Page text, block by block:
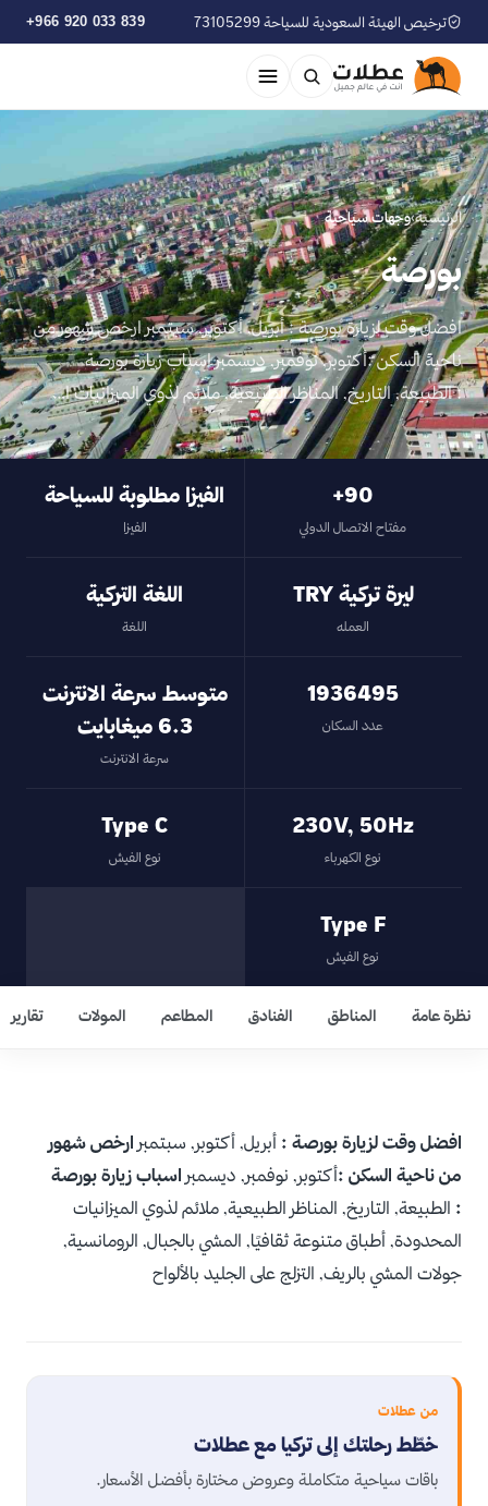
ترخيص الهيئة السعودية للسياحة 73105299 +966 920 033 839
الرئيسية›وجهات سياحية
بورصة
افضل وقت لزيارة بورصة : أبريل, أكتوبر, سبتمبر ارخص شهور من
ناحية السكن :أكتوبر, نوفمبر, ديسمبر اسباب زيارة بورصة
: الطبيعة, التاريخ, المناظر الطبيعية, ملائم لذوي الميزانيات ا…
90+
مفتاح الاتصال الدولي
الفيزا مطلوبة للسياحة
الفيزا
ليرة تركية TRY
العمله
اللغة التركية
اللغة
1936495
عدد السكان
متوسط سرعة الانترنت
6.3 ميغابايت
سرعة الانترنت
230V, 50Hz
نوع الكهرباء
Type C
نوع الفيش
Type F
نوع الفيش
نظرة عامة المناطق الفنادق المطاعم المولات تقارير
افضل وقت لزيارة بورصة : أبريل, أكتوبر, سبتمبر ارخص شهور
من ناحية السكن :أكتوبر, نوفمبر, ديسمبر اسباب زيارة بورصة
: الطبيعة, التاريخ, المناظر الطبيعية, ملائم لذوي الميزانيات
المحدودة, أطباق متنوعة ثقافيًا, المشي بالجبال, الرومانسية,
جولات المشي بالريف, التزلج على الجليد بالألواح
من عطلات
خطّط رحلتك إلى تركيا مع عطلات
باقات سياحية متكاملة وعروض مختارة بأفضل الأسعار.